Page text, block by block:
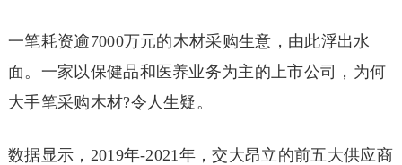
一笔耗资逾7000万元的木材采购生意，由此浮出水
面。一家以保健品和医养业务为主的上市公司，为何
大手笔采购木材?令人生疑。
数据显示，2019年-2021年，交大昂立的前五大供应商